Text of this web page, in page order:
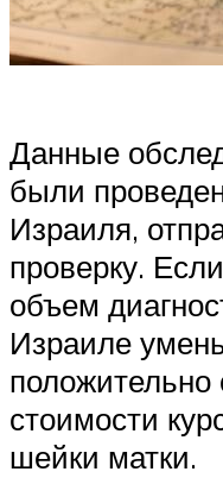
Данные
были
Израиля,
проверку.
объем
Израиле
положительно
стоимости
шейки матки.